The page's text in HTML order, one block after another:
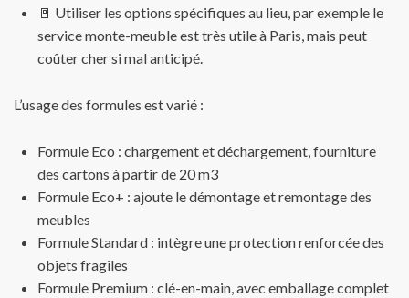
🚪 Utiliser les options spécifiques au lieu, par exemple le
service monte-meuble est très utile à Paris, mais peut
coûter cher si mal anticipé.
L’usage des formules est varié :
Formule Eco : chargement et déchargement, fourniture
des cartons à partir de 20 m3
Formule Eco+ : ajoute le démontage et remontage des
meubles
Formule Standard : intègre une protection renforcée des
objets fragiles
Formule Premium : clé-en-main, avec emballage complet